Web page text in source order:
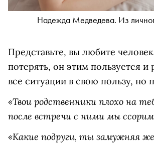
Надежда Медведева. Из
Представьте, вы любите
потерять, он этим пользуется и
все ситуации в свою пользу, но
«Твои родственники плохо на
после встречи с ними мы
«Какие подруги, ты замужняя